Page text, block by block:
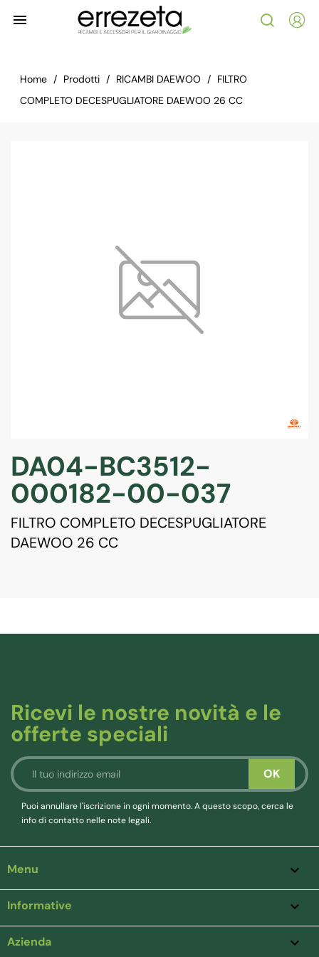

Home Prodotti RICAMBI DAEWOO
FILTRO
COMPLETO DECESPUGLIATORE DAEWOO 26 CC
DA04-BC3512-
000182-00-037
FILTRO COMPLETO DECESPUGLIATORE
DAEWOO 26 CC
Ricevi le nostre novità e le
offerte speciali
Puoi annullare l'iscrizione in ogni momento. A questo scopo, cerca le
info di contatto nelle note legali.
Menu 
Informative 
Azienda keyboard_arrow_down